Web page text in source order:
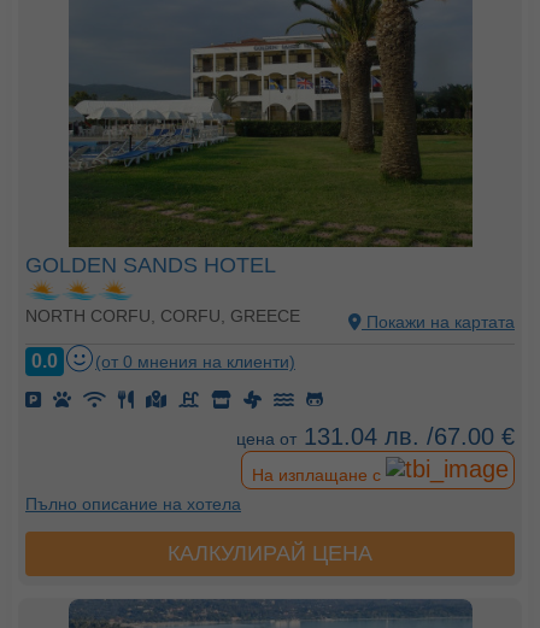
GOLDEN SANDS HOTEL
NORTH CORFU, CORFU, GREECE Покажи на картата
0.0 (от 0 мнения на клиенти)
цена от 131.04 лв. /67.00 €
На изплащане с
Пълно описание на хотела
КАЛКУЛИРАЙ ЦЕНА